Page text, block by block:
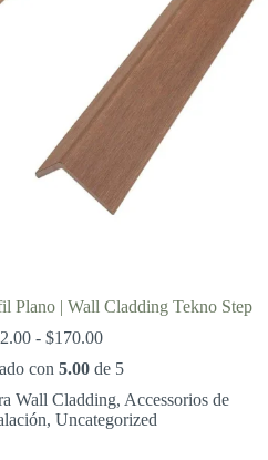
Plano | Wall Cladding Tekno Step
- $170.00Rango
precios:
desde
$52.00
con 5.00de 5
Wall Cladding, Accessorios de
, Uncategorized